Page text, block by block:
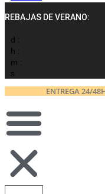
REBAJAS DE VERANO:
d :
h :
m :
s
ENTREGA 24/